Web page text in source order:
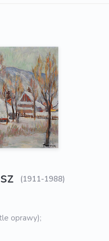
(1911-1988)
oprawy);